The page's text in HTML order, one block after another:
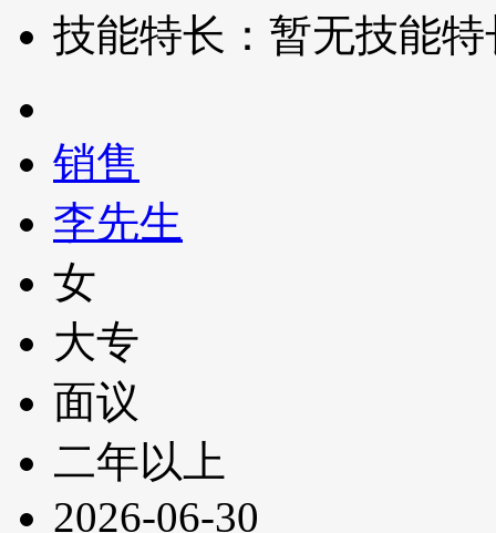
技能特长：暂无技能特
销售
李先生
女
大专
面议
二年以上
2026-06-30